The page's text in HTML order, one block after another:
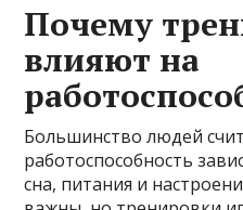
Почему
влияют на
Большинство людей
работоспособность
сна, питания и